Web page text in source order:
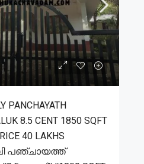
PANCHAYATH
8.5 CENT 1850 SQFT
40 LAKHS
പഞ്ചായത്ത്